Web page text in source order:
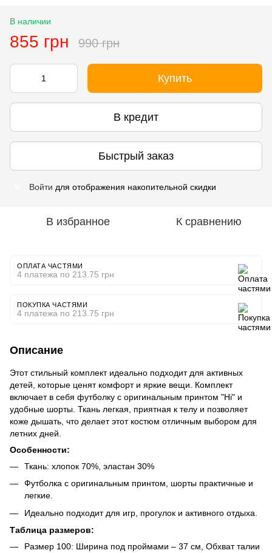
В наличии
855 грн 990 грн
Купить
В кредит
Быстрый заказ
Войти для отображения накопительной скидки
В избранное К сравнению
ОПЛАТА ЧАСТЯМИ
4 платежа по 213.75 грн
ПОКУПКА ЧАСТЯМИ
4 платежа по 213.75 грн
Описание
Этот стильный комплект идеально подходит для активных
детей, которые ценят комфорт и яркие вещи. Комплект
включает в себя футболку с оригинальным принтом "Hi" и
удобные шорты. Ткань легкая, приятная к телу и позволяет
коже дышать, что делает этот костюм отличным выбором для
летних дней.
Особенности:
Ткань: хлопок 70%, эластан 30%
Футболка с оригинальным принтом, шорты практичные и
легкие.
Идеально подходит для игр, прогулок и активного отдыха.
Таблица размеров:
Размер 100: Ширина под проймами – 37 см, Обхват талии